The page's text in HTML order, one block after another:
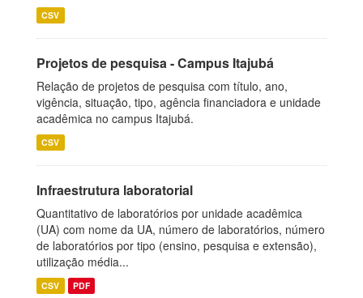
CSV
Projetos de pesquisa - Campus Itajubá
Relação de projetos de pesquisa com título, ano,
vigência, situação, tipo, agência financiadora e unidade
acadêmica no campus Itajubá.
CSV
Infraestrutura laboratorial
Quantitativo de laboratórios por unidade acadêmica
(UA) com nome da UA, número de laboratórios, número
de laboratórios por tipo (ensino, pesquisa e extensão),
utilização média...
CSV PDF